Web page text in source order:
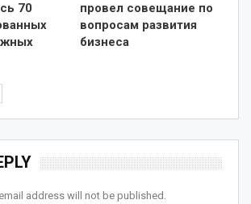
70
провел совещание по
вопросам развития
бизнеса
address will not be published.